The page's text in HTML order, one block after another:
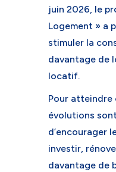
juin 2026, le
Logement » a
stimuler la
davantage de
locatif.
Pour
évolutions
d’encourager
investir,
davantage de